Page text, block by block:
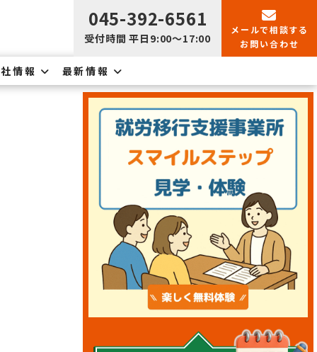
045-392-6561
受付時間 平日9:00〜17:00
メールで相談する
お問い合わせ
情報 最新情報